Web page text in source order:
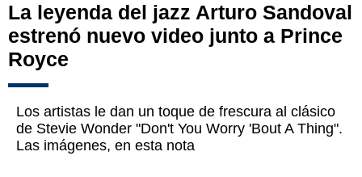
La leyenda del jazz Arturo Sandoval
estrenó nuevo video junto a Prince
Royce
Los artistas le dan un toque de frescura al clásico
de Stevie Wonder "Don't You Worry 'Bout A Thing".
Las imágenes, en esta nota